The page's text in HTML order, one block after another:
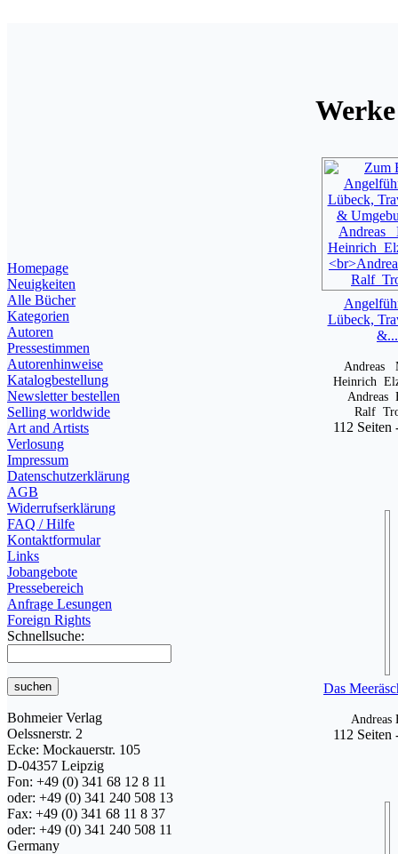
Homepage
Neuigkeiten
Alle Bücher
Kategorien
Autoren
Pressestimmen
Autorenhinweise
Katalogbestellung
Newsletter bestellen
Selling worldwide
Art and Artists
Verlosung
Impressum
Datenschutzerklärung
AGB
Widerrufserklärung
FAQ / Hilfe
Kontaktformular
Links
Jobangebote
Pressebereich
Anfrage Lesungen
Foreign Rights
Schnellsuche:
Bohmeier Verlag
Oelssnerstr. 2
Ecke: Mockauerstr. 105
D-04357 Leipzig
Fon: +49 (0) 341 68 12 8 11
oder: +49 (0) 341 240 508 13
Fax: +49 (0) 341 68 11 8 37
oder: +49 (0) 341 240 508 11
Germany
Lübeck,
&...
Andreas
Heinrich
Andreas
Ralf
112 Seiten
Das
Andreas
112 Seiten